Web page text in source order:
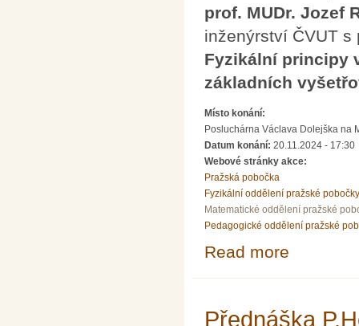
prof. MUDr. Jozef
inženýrství ČVUT s
Fyzikální principy
základních
Místo konání:
Posluchárna Václava Dolejška na
Datum konání: 20.11.2024 - 17:30
Webové stránky akce:
Pražská pobočka
Fyzikální oddělení pražské pobočky
Matematické oddělení pražské
Pedagogické oddělení pražské
Read more
Přednáška